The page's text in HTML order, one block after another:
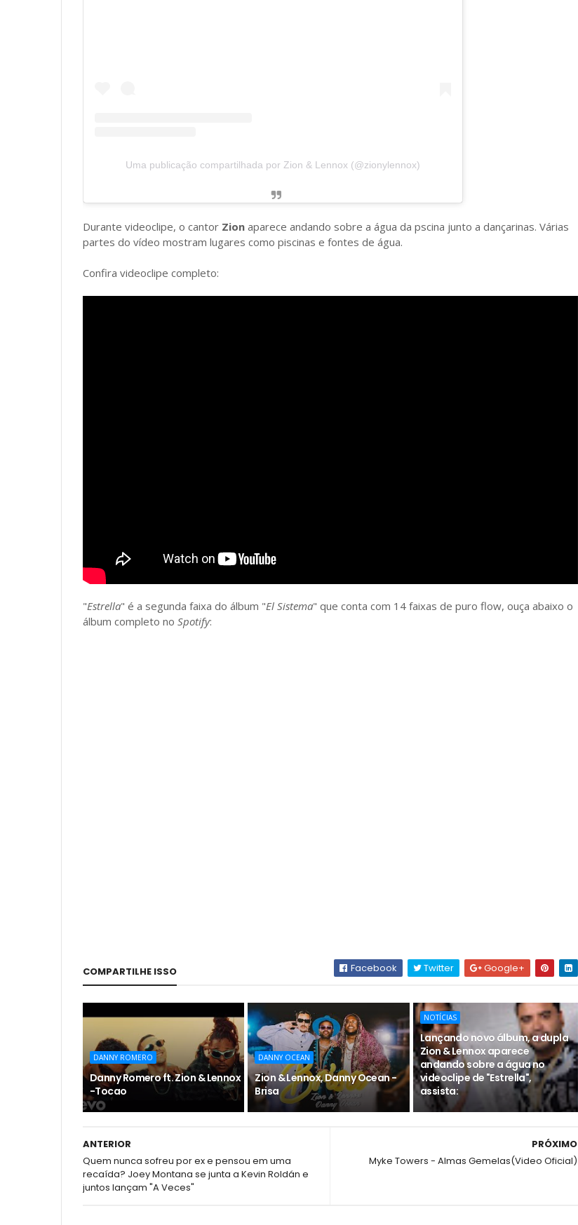
Uma publicação compartilhada por Zion & Lennox (@zionylennox)
Durante videoclipe, o cantor Zion aparece andando sobre a água da pscina junto a dançarinas. Várias
partes do vídeo mostram lugares como piscinas e fontes de água.
Confira videoclipe completo:
"Estrella" é a segunda faixa do álbum "El Sistema" que conta com 14 faixas de puro flow, ouça abaixo o
álbum completo no Spotify:
COMPARTILHE ISSO Facebook Twitter Google+
DANNY ROMERO
Danny Romero ft. Zion & Lennox
-Tocao
DANNY OCEAN
Zion & Lennox, Danny Ocean -
Brisa
NOTÍCIAS
Lançando novo álbum, a dupla
Zion & Lennox aparece
andando sobre a água no
videoclipe de "Estrella",
assista:
PRÓXIMO
Myke Towers - Almas Gemelas(Video Oficial)
ANTERIOR
Quem nunca sofreu por ex e pensou em uma
recaída? Joey Montana se junta a Kevin Roldán e
juntos lançam "A Veces"